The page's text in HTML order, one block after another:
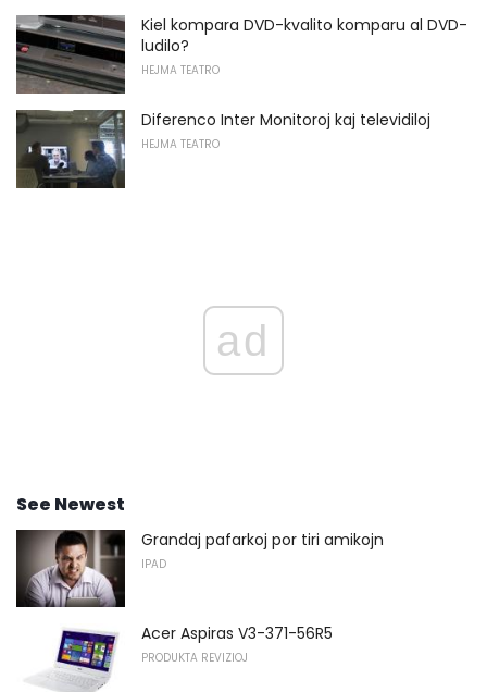
Kiel kompara DVD-kvalito komparu al DVD-
ludilo?
HEJMA TEATRO
Diferenco Inter Monitoroj kaj televidiloj
HEJMA TEATRO
ad
See Newest
Grandaj pafarkoj por tiri amikojn
IPAD
Acer Aspiras V3-371-56R5
PRODUKTA REVIZIOJ